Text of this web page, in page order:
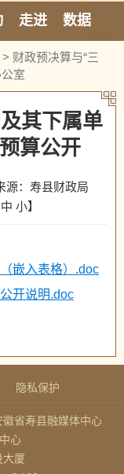
走进
数据
> 财政预决算与“三
室
其下属单
算公开
源：寿县财政局
中 小】
嵌入表格）.doc
开说明.doc
隐私保护
徽省寿县融媒体中心
心
大厦